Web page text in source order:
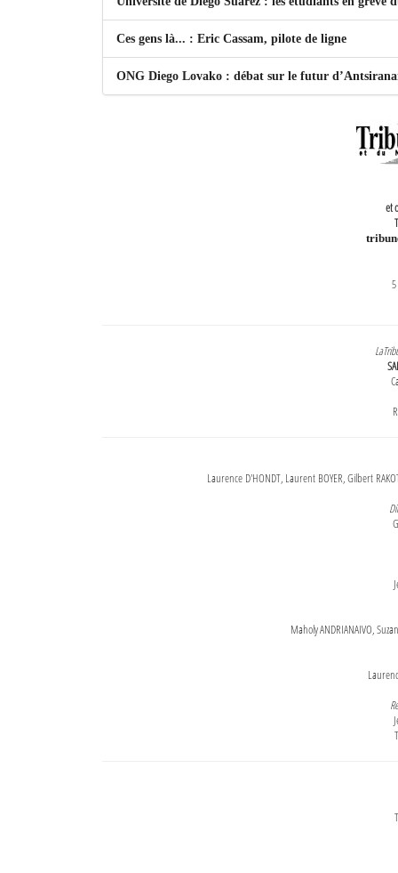
Ces gens là... : Eric Cassam, pilote de ligne
ONG Diego Lovako : débat sur le futur
et
Laurence D'HONDT, Laurent BOYER, Gilbert
Maholy ANDRIANAIVO,